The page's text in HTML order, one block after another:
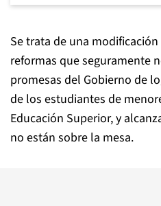
Se trata de una
reformas que seguramente
promesas del Gobierno de
de los estudiantes de
Educación Superior, y
no están sobre la mesa.